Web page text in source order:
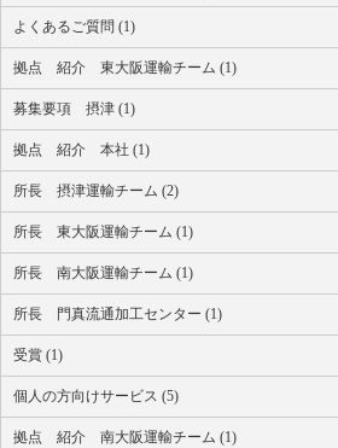
よくあるご質問 (1)
拠点 紹介 東大阪運輸チーム (1)
募集要項 摂津 (1)
拠点 紹介 本社 (1)
所長 摂津運輸チーム (2)
所長 東大阪運輸チーム (1)
所長 南大阪運輸チーム (1)
所長 門真流通加工センター (1)
受賞 (1)
個人の方向けサービス (5)
拠点 紹介 南大阪運輸チーム (1)